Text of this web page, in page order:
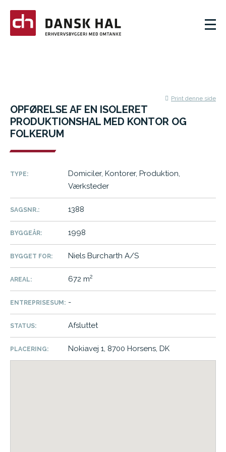
Print denne side
OPFØRELSE AF EN ISOLERET
PRODUKTIONSHAL MED KONTOR OG
FOLKERUM
TYPE:
Domiciler, Kontorer, Produktion,
Værksteder
SAGSNR.: 1388
BYGGEÅR: 1998
BYGGET FOR: Niels Burcharth A/S
AREAL: 672 m2
ENTREPRISESUM: -
STATUS: Afsluttet
PLACERING: Nokiavej 1, 8700 Horsens, DK